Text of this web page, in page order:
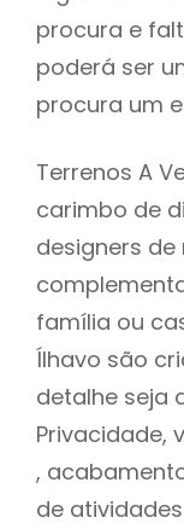
procura e
poderá ser
procura um
Terrenos A
carimbo de
designers de
família ou
Ílhavo são
detalhe seja
Privacidade,
,
de